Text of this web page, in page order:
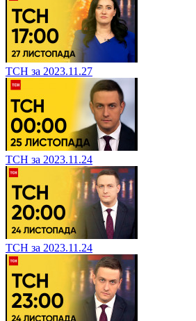
ТСН за 2023.11.27
ТСН за 2023.11.24
ТСН за 2023.11.24